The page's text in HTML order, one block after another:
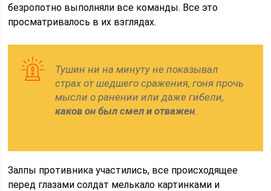
безропотно выполняли все команды. Все это
просматривалось в их взглядах.
Тушин ни на минуту не показывал
страх от шедшего сражения, гоня прочь
мысли о ранении или даже гибели,
каков он был смел и отважен.
Залпы противника участились, все происходящее
перед глазами солдат мелькало картинками и